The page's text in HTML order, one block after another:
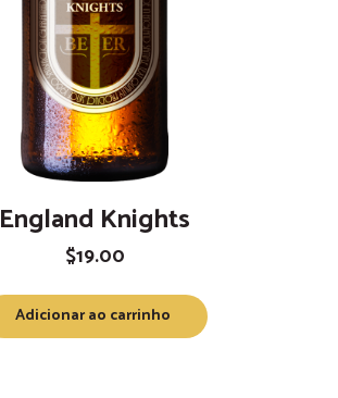
England Knights
$19.00
Adicionar ao carrinho